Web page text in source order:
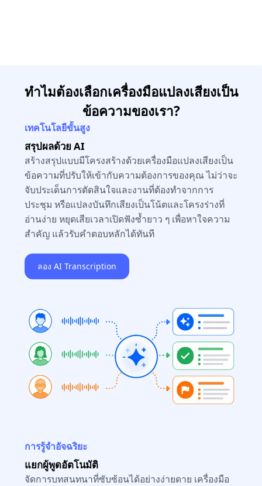
ทำไมต้องเลือกเครื่องมือแปลงเสียงเป็น
ข้อความของเรา?
เทคโนโลยีขั้นสูง
สรุปผลด้วย AI
สร้างสรุปแบบมีโครงสร้างด้วยเครื่องมือแปลงเสียงเป็น
ข้อความที่ปรับให้เข้ากับความต้องการของคุณ ไม่ว่าจะ
จับประเด็นการตัดสินใจและงานที่ต้องทำจากการ
ประชุม หรือแปลงบันทึกเสียงเป็นโน้ตและโครงร่างที่
อ่านง่าย หยุดเสียเวลาเปิดฟังซ้ำยาว ๆ เพื่อหาใจความ
สำคัญ แล้วรับคำตอบหลักได้ทันที
ลอง AI Transcription
การรู้จำอัจฉริยะ
แยกผู้พูดอัตโนมัติ
จัดการบทสนทนาที่ซับซ้อนได้อย่างง่ายดาย เครื่องมือ